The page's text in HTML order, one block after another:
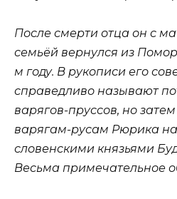
После смерти отца он с
семьёй вернулся из
м году. В рукописи его
справедливо называют
варягов-пруссов, но
варягам-русам Рюрика
словенскими князьями
Весьма примечательное